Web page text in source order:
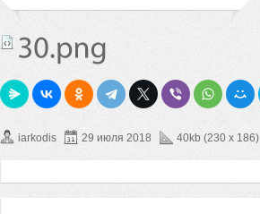
iarkodis 29 июля 2018 40kb (230 x 186)